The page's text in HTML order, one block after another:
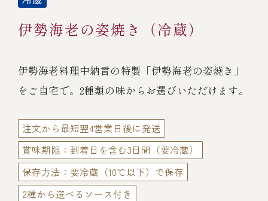
(中納言/鉄板焼ひかり)
（中納言厨房）
企業情報 ご意見・お問合せ
お味噌汁
レストラン商品
鉄板焼ひかり
中納言
お弁当（冷凍）
その他
伊勢海老の姿焼き（冷蔵）
伊勢海老料理中納言の特製「伊勢海老の姿焼き」
をご自宅で。2種類の味からお選びいただけます。
注文から最短翌4営業日後に発送
賞味期限：到着日を含む3日間（要冷蔵）
保存方法：要冷蔵（10℃以下）で保存
2種から選べるソース付き